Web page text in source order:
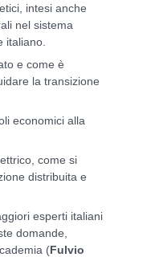
intesi anche
nel sistema
italiano.
e come è
la transizione
economici alla
come si
distribuita e
esperti italiani
domande,
(Fulvio